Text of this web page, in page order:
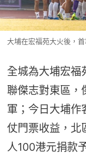
大埔在宏福苑大火後，
全城為大埔宏福
聯傑志對東區，
軍；今日大埔作
仗門票收益，北
人100港元捐款